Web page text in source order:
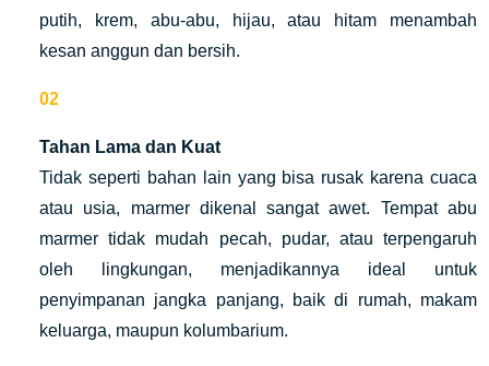
putih, krem, abu-abu, hijau, atau hitam menambah
kesan anggun dan bersih.
Tahan Lama dan Kuat
Tidak seperti bahan lain yang bisa rusak karena cuaca
atau usia, marmer dikenal sangat awet. Tempat abu
marmer tidak mudah pecah, pudar, atau terpengaruh
oleh lingkungan, menjadikannya ideal untuk
penyimpanan jangka panjang, baik di rumah, makam
keluarga, maupun kolumbarium.